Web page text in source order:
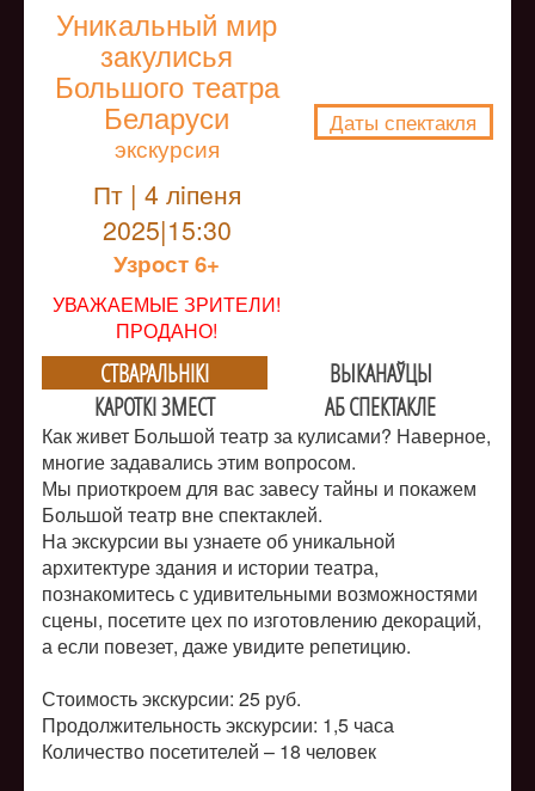
Уникальный мир
закулисья
Большого театра
Беларуси
экскурсия
Пт | 4 лiпеня
2025|15:30
Узрoст 6+
УВАЖАЕМЫЕ ЗРИТЕЛИ!
ПРОДАНО!
Даты спектакля
СТВАРАЛЬНIКI
ВЫКАНАЎЦЫ
КАРОТКІ ЗМЕСТ
АБ СПЕКТАКЛЕ
Как живет Большой театр за кулисами? Наверное,
многие задавались этим вопросом.
Мы приоткроем для вас завесу тайны и покажем
Большой театр вне спектаклей.
На экскурсии вы узнаете об уникальной
архитектуре здания и истории театра,
познакомитесь с удивительными возможностями
сцены, посетите цех по изготовлению декораций,
а если повезет, даже увидите репетицию.
Стоимость экскурсии: 25 руб.
Продолжительность экскурсии: 1,5 часа
Количество посетителей – 18 человек